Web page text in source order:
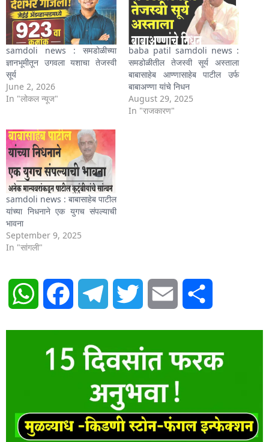
samdoli news : समडोळीच्या
ज्ञानभूमीतून उगवला यशाचा तेजस्वी
सूर्य
June 2, 2026
In "लोकल न्यूज"
baba patil samdoli news :
समडोळीतील तेजस्वी सूर्य अस्ताला
बाबासाहेब आण्णासाहेब पाटील उर्फ
बाबाअण्णा यांचे निधन
August 29, 2025
In "राजकारण"
samdoli news : बाबासाहेब पाटील
यांच्या निधनाने एक युगच संपल्याची
भावना
September 9, 2025
In "सांगली"
WhatsAppFacebook Telegram Twitter Email